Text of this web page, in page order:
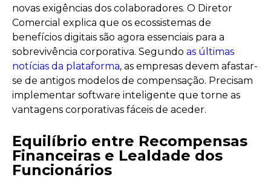
novas exigências dos colaboradores. O Diretor
Comercial explica que os ecossistemas de
benefícios digitais são agora essenciais para a
sobrevivência corporativa. Segundo as últimas
notícias da plataforma, as empresas devem afastar-
se de antigos modelos de compensação. Precisam
implementar software inteligente que torne as
vantagens corporativas fáceis de aceder.
Equilíbrio entre Recompensas
Financeiras e Lealdade dos
Funcionários